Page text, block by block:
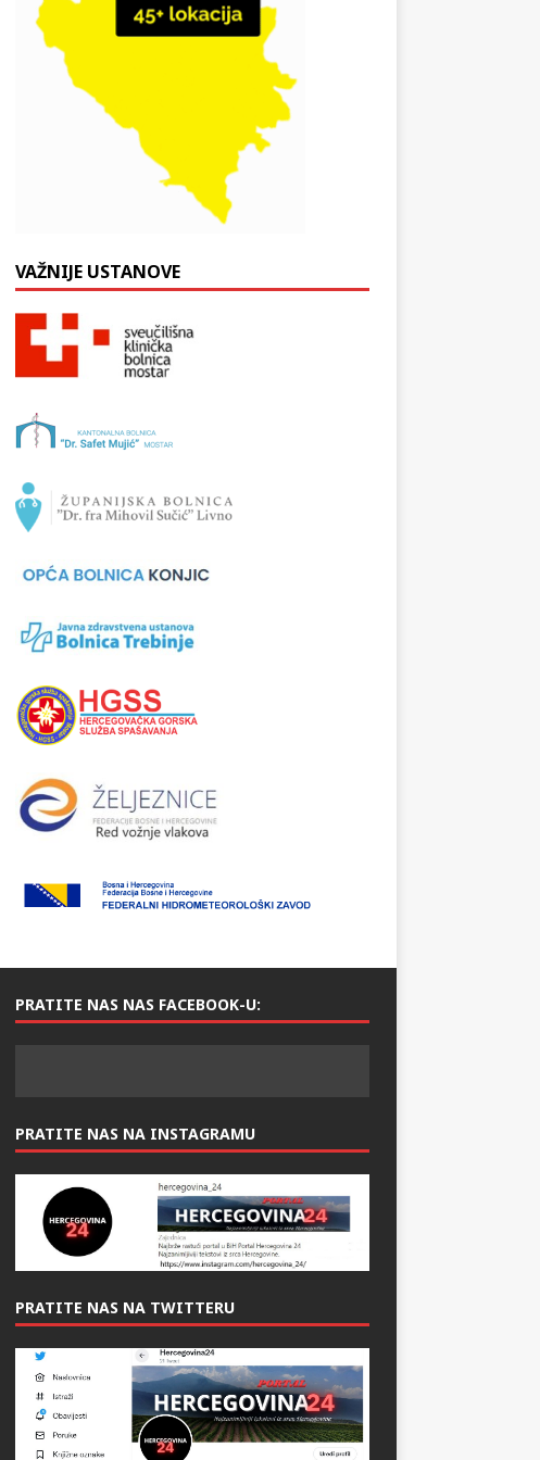
VAŽNIJE USTANOVE
PRATITE NAS NAS FACEBOOK-U:
PRATITE NAS NA INSTAGRAMU
PRATITE NAS NA TWITTERU